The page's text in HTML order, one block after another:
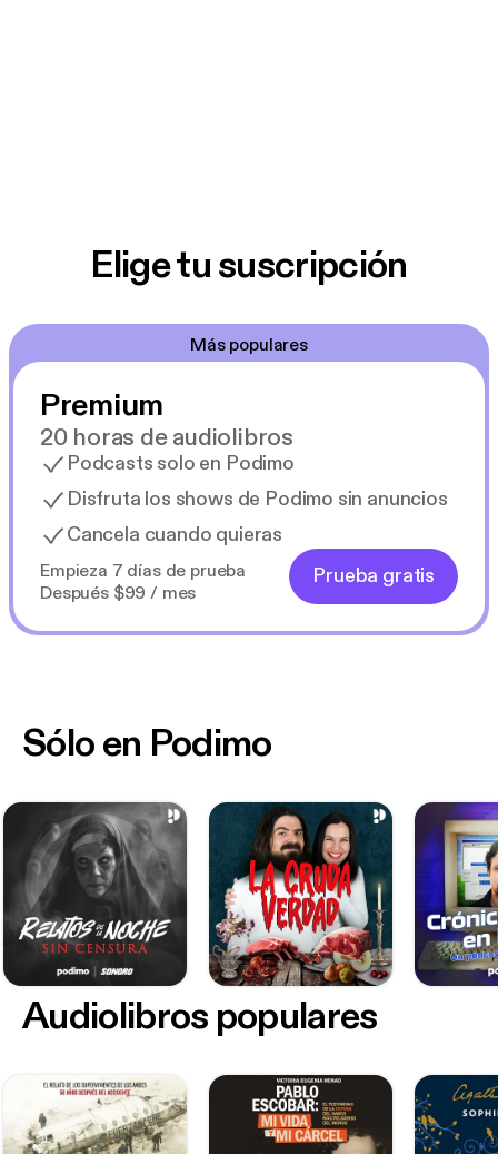
Elige tu suscripción
Más populares
Premium
20 horas de audiolibros
Podcasts solo en Podimo
Disfruta los shows de Podimo sin anuncios
Cancela cuando quieras
Empieza 7 días de prueba
Después $99 / mes
Prueba gratis
Sólo en Podimo
Audiolibros populares